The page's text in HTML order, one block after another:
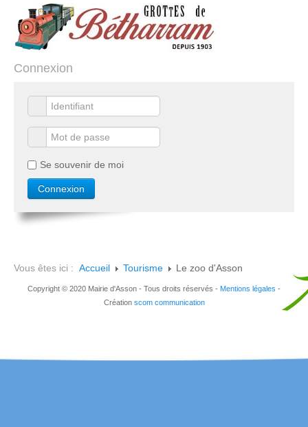
Connexion
Se souvenir de moi
Vous êtes ici : Accueil Tourisme Le zoo d'Asson
Copyright © 2020 Mairie d'Asson - Tous droits réservés - Mentions légales -
Création scom communication